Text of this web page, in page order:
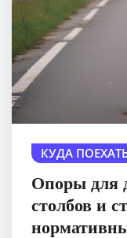
КУДА
Опоры для
столбов и